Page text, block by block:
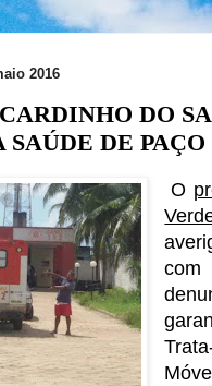
2016
DO
SAÚDE DE
O
com